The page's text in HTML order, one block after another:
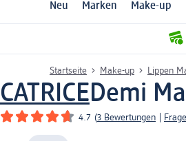
Neu Marken Make-up
Startseite Make-up Lippen
CATRICEDemi
4.7 (3 Bewertungen